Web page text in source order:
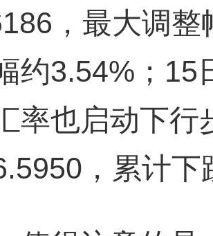
，最大调
约3.54%；15
率也启动下行
，累计